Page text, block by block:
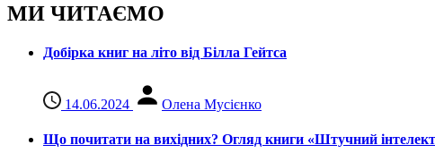
МИ ЧИТАЄМО
Добірка книг на літо від Білла Гейтса
14.06.2024 Олена Мусієнко
Що почитати на вихідних? Огляд книги «Штучний